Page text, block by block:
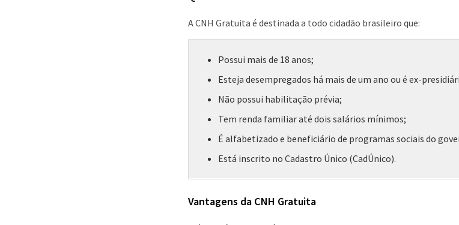
A CNH Gratuita é destinada a todo cidadão brasileiro que:
Possui mais de 18 anos;
Esteja desempregados há mais de um ano ou é ex-
Não possui habilitação prévia;
Tem renda familiar até dois salários mínimos;
É alfabetizado e beneficiário de programas sociais do
Está inscrito no Cadastro Único (CadÚnico).
Vantagens da CNH Gratuita